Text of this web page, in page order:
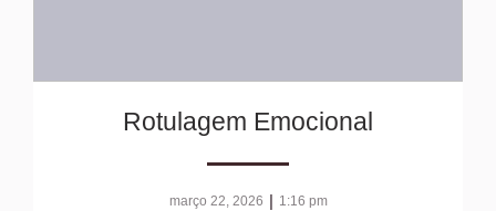
Rotulagem Emocional
março 22, 2026 | 1:16 pm